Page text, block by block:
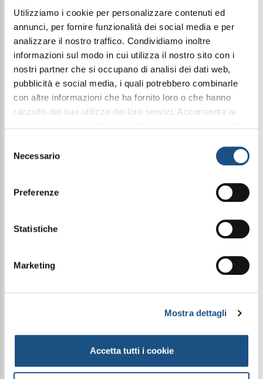
Utilizziamo i cookie per personalizzare contenuti ed
annunci, per fornire funzionalità dei social media e per
analizzare il nostro traffico. Condividiamo inoltre
informazioni sul modo in cui utilizza il nostro sito con i
nostri partner che si occupano di analisi dei dati web,
pubblicità e social media, i quali potrebbero combinarle
con altre informazioni che ha fornito loro o che hanno
raccolto dal suo utilizzo dei loro servizi. Acconsenta ai
delNecessario
Preferenze
Statistiche
Marketing
Mostra dettagli
Accetta tutti i cookie
€ 1,69
Condividi questo articolo sui social
Facebook WhatsApp
Halbea 253 è un profumo che sa d’estate, di pelle
Un mix inebriante di note calde e raffinate che
fiore, albicocca matura e tiare polinesiano si
trasporta la mente su spiagge dorate e tramonti
infuocati.
Note di testa: Tiarè, Ylang Ylang, Gelsomino e
Note di cuore: Latte di Cocco, Muschio Bianco e
e Ambra